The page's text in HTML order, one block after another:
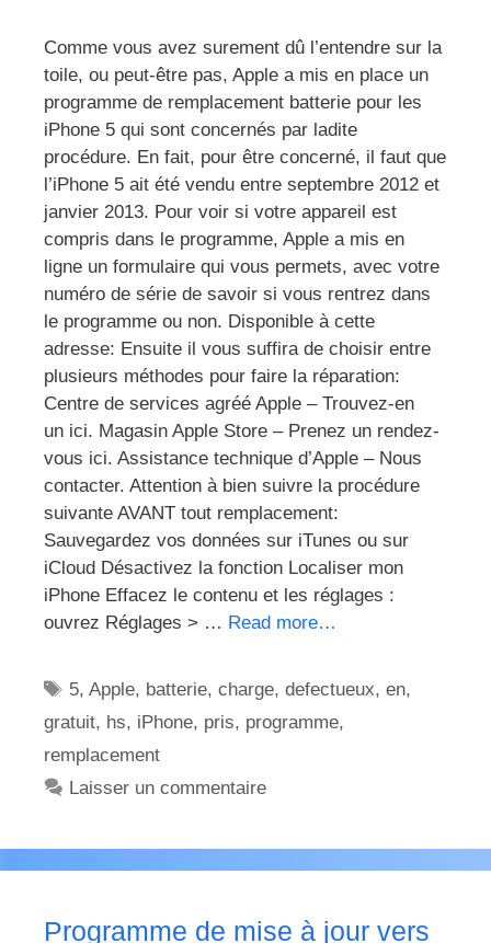
Comme vous avez surement dû l’entendre sur la
toile, ou peut-être pas, Apple a mis en place un
programme de remplacement batterie pour les
iPhone 5 qui sont concernés par ladite
procédure. En fait, pour être concerné, il faut que
l’iPhone 5 ait été vendu entre septembre 2012 et
janvier 2013. Pour voir si votre appareil est
compris dans le programme, Apple a mis en
ligne un formulaire qui vous permets, avec votre
numéro de série de savoir si vous rentrez dans
le programme ou non. Disponible à cette
adresse: Ensuite il vous suffira de choisir entre
plusieurs méthodes pour faire la réparation:
Centre de services agréé Apple – Trouvez-en
un ici. Magasin Apple Store – Prenez un rendez-
vous ici. Assistance technique d’Apple – Nous
contacter. Attention à bien suivre la procédure
suivante AVANT tout remplacement:
Sauvegardez vos données sur iTunes ou sur
iCloud Désactivez la fonction Localiser mon
iPhone Effacez le contenu et les réglages :
ouvrez Réglages > … Read more…
Étiquettes
5,Apple, batterie,charge,defectueux,en,
gratuit, hs, iPhone, pris, programme,
remplacement
Laisser un commentaire
Programme de mise à jour vers